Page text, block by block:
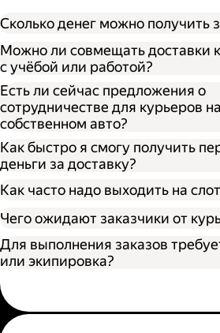
Сколько денег можно получить
Можно ли совмещать доставки
с учёбой или работой?
Есть ли сейчас предложения о
сотрудничестве для курьеров на
собственном авто?
Как быстро я смогу получить
деньги за доставку?
Как часто надо выходить на
Чего ожидают заказчики от
Для выполнения заказов
или экипировка?